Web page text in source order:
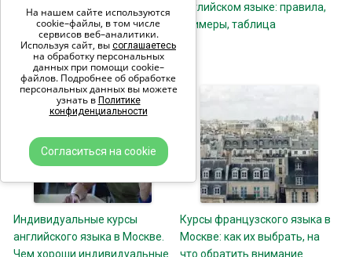
английском. Как
использовать инфинитив в
английском языке
английском языке: правила,
примеры, таблица
Индивидуальные курсы
английского языка в Москве.
Чем хороши индивидуальные
Курсы французского языка в
Москве: как их выбрать, на
что обратить внимание
На нашем сайте используются
cookie–файлы, в том числе
сервисов веб–аналитики.
Используя сайт, вы соглашаетесь
на обработку персональных
данных при помощи cookie–
файлов. Подробнее об обработке
персональных данных вы можете
узнать в Политике
конфиденциальности
Согласиться на cookie